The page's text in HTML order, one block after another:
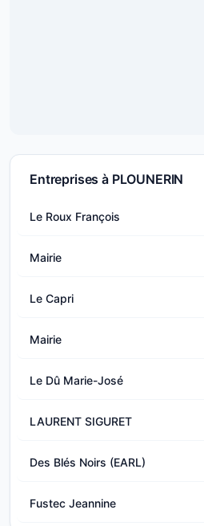
Entreprises à PLOUNERIN
Le Roux François
Mairie
Le Capri
Mairie
Le Dû Marie-José
LAURENT SIGURET
Des Blés Noirs (EARL)
Fustec Jeannine